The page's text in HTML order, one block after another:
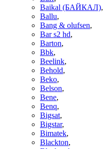
Baikal (БАЙКАЛ),
Ballu,
Bang & olufsen,
Bar s2 hd,
Barton,
Bbk,
Beelink,
Behold,
Beko,
Belson,
Bene,
Benq,
Bigsat,
Bigstar,
Bimatek,
Blackton,